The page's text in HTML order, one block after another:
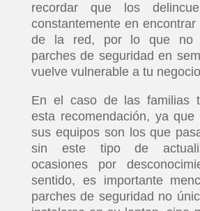
recordar que los
constantemente en
de la red, por lo que no
parches de seguridad en
vuelve vulnerable a tu
En el caso de las familias
esta recomendación, ya que
sus equipos son los que
sin este tipo de
ocasiones por
sentido, es importante
parches de seguridad no